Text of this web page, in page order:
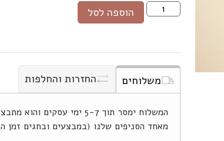
הוספה לסל
משלוחים החזרות והחלפות
המשלוח ימסר תוך 5-7 ימי
מאחד הסניפים שלנו (במבצעים ובחגים